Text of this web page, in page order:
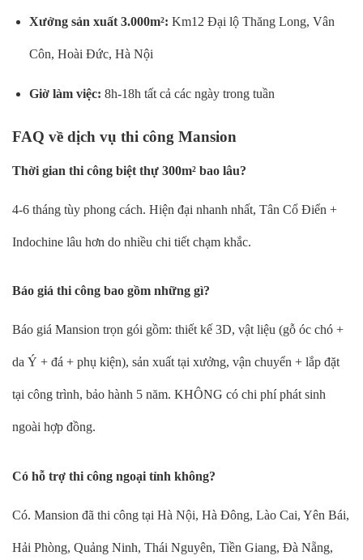
Xưởng sản xuất 3.000m²: Km12 Đại lộ Thăng Long, Vân
Côn, Hoài Đức, Hà Nội
Giờ làm việc: 8h-18h tất cả các ngày trong tuần
FAQ về dịch vụ thi công Mansion
Thời gian thi công biệt thự 300m² bao lâu?
4-6 tháng tùy phong cách. Hiện đại nhanh nhất, Tân Cổ Điển +
Indochine lâu hơn do nhiều chi tiết chạm khắc.
Báo giá thi công bao gồm những gì?
Báo giá Mansion trọn gói gồm: thiết kế 3D, vật liệu (gỗ óc chó +
da Ý + đá + phụ kiện), sản xuất tại xưởng, vận chuyển + lắp đặt
tại công trình, bảo hành 5 năm. KHÔNG có chi phí phát sinh
ngoài hợp đồng.
Có hỗ trợ thi công ngoại tỉnh không?
Có. Mansion đã thi công tại Hà Nội, Hà Đông, Lào Cai, Yên Bái,
Hải Phòng, Quảng Ninh, Thái Nguyên, Tiền Giang, Đà Nẵng,